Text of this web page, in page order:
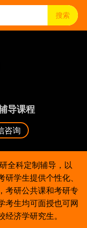
导课程
咨询
全科定制辅导，以
学生提供个性化、
考研公共课和考研专
考生均可面授也可网
济学研究生。